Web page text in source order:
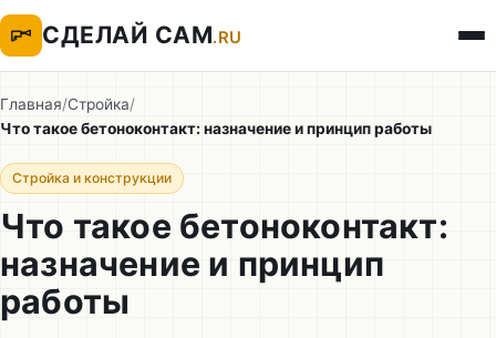
СДЕЛАЙ САМ.RU
Главная/Стройка/
Что такое бетоноконтакт: назначение и принцип работы
Стройка и конструкции
Что такое бетоноконтакт:
назначение и принцип
работы